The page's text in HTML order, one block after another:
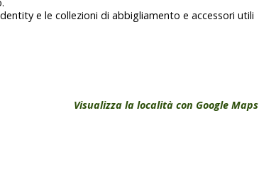
e le collezioni di abbigliamento e accessori utili
Visualizza la località con Google Maps